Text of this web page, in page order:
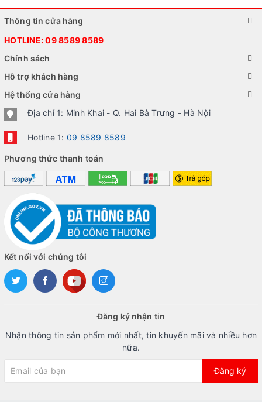
Thông tin cửa hàng
HOTLINE:09 8589 8589
Chính sách
Hỗ trợ khách hàng
Hệ thống cửa hàng
Địa chỉ 1: Minh Khai - Q. Hai Bà Trưng - Hà Nội
Hotline 1: 09 8589 8589
Phương thức thanh toán
Kết nối với chúng tôi
Đăng ký nhận tin
Nhận thông tin sản phẩm mới nhất, tin khuyến mãi và nhiều hơn
nữa.
Đăng ký